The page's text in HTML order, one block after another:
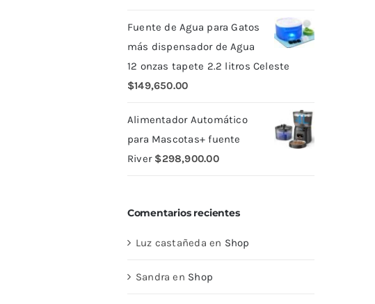
Fuente de Agua para Gatos
más dispensador de Agua
12 onzas tapete 2.2 litros Celeste
$149,650.00
Alimentador Automático
para Mascotas+ fuente
River $298,900.00
Comentarios recientes
Luz castañeda en Shop
Sandra en Shop